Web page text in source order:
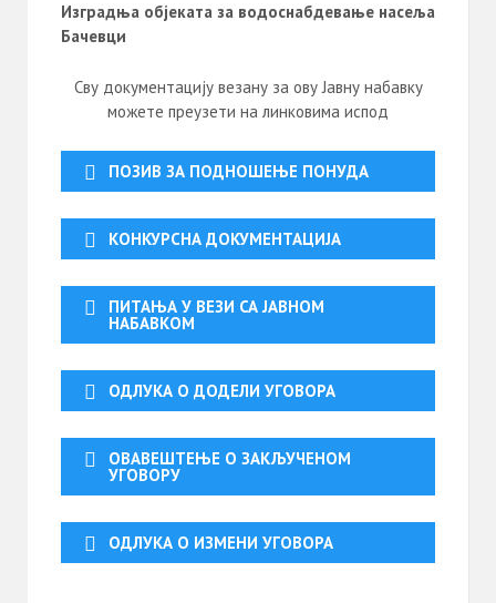
Изградња објеката за водоснабдевање насеља
Бачевци
Сву документацију везану за ову Јавну набавку
можете преузети на линковима испод
ПОЗИВ ЗА ПОДНОШЕЊЕ ПОНУДА
КОНКУРСНА ДОКУМЕНТАЦИЈА
ПИТАЊА У ВЕЗИ СА ЈАВНОМ
НАБАВКОМ
ОДЛУКА О ДОДЕЛИ УГОВОРА
ОВАВЕШТЕЊЕ О ЗАКЉУЧЕНОМ
УГОВОРУ
ОДЛУКА О ИЗМЕНИ УГОВОРА